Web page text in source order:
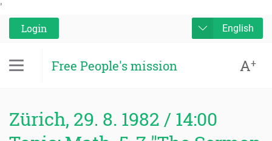
'
Login
English
Free People's mission A+
Zürich, 29. 8. 1982 / 14:00